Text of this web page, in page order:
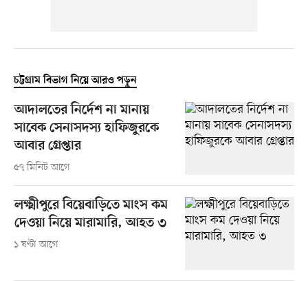
চট্টগ্রাম বিভাগ নিয়ে আরও পড়ুন
আদালতের নির্দেশ না মানায়
সাবেক সেনাসদস্য হাফিজুরকে
আবার গ্রেপ্তার
৫৭ মিনিট আগে
লক্ষ্মীপুরে বিয়েবাড়িতে মাংস কম
দেওয়া নিয়ে মারামারি, আহত ৩
১ ঘণ্টা আগে